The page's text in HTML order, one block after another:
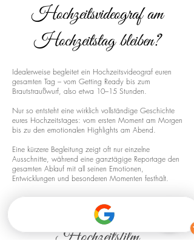
Hochzeitsvideograf am
Hochzeitstag bleiben?
Idealerweise begleitet ein Hochzeitsvideograf euren
gesamten Tag – vom Getting Ready bis zum
Brautstraußwurf, also etwa 10–15 Stunden.
Nur so entsteht eine wirklich vollständige Geschichte
eures Hochzeitstages: vom ersten Moment am Morgen
bis zu den emotionalen Highlights am Abend.
Eine kürzere Begleitung zeigt oft nur einzelne
Ausschnitte, während eine ganztägige Reportage den
gesamten Ablauf mit all seinen Emotionen,
Entwicklungen und besonderen Momenten festhält.
Drohnenaufnahmen für euren